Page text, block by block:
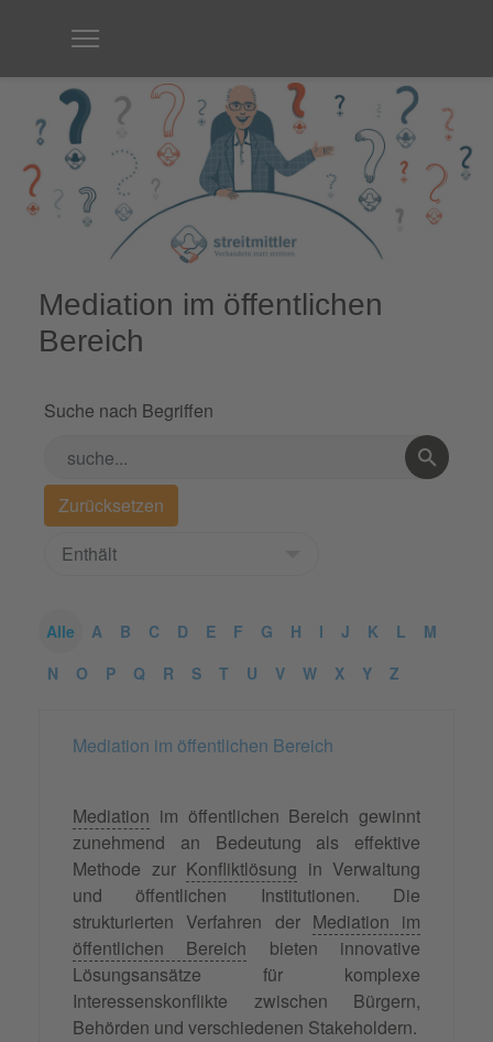
Mediation im öffentlichen
Bereich
Suche nach Begriffen
Alle A B C D E F G H I J K L
M
N
O P Q R S T U V W X Y Z
Mediation im öffentlichen Bereich
Mediation im öffentlichen Bereich gewinnt
zunehmend an Bedeutung als effektive
Methode zur Konfliktlösung in Verwaltung
und öffentlichen Institutionen. Die
strukturierten Verfahren der Mediation im
öffentlichen Bereich bieten innovative
Lösungsansätze für komplexe
Interessenskonflikte zwischen Bürgern,
Behörden und verschiedenen Stakeholdern.